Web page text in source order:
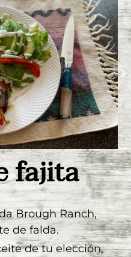
fajita
Brough Ranch,
de falda.
de tu elección,